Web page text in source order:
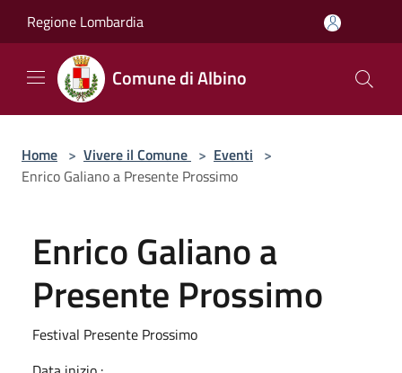
Regione Lombardia
Comune di Albino
Home > Vivere il Comune > Eventi >
Enrico Galiano a Presente Prossimo
Enrico Galiano a
Presente Prossimo
Festival Presente Prossimo